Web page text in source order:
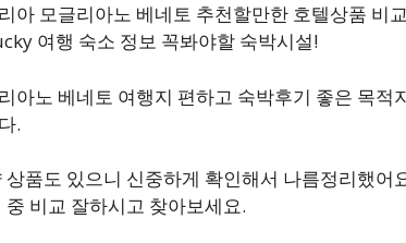
아 모글리아노 베네토 추천할만한 호텔상품 비
여행 숙소 정보 꼭봐야할 숙박시설!
아노 베네토 여행지 편하고 숙박후기 좋은 목적
.
상품도 있으니 신중하게 확인해서 나름정리했어
중 비교 잘하시고 찾아보세요.